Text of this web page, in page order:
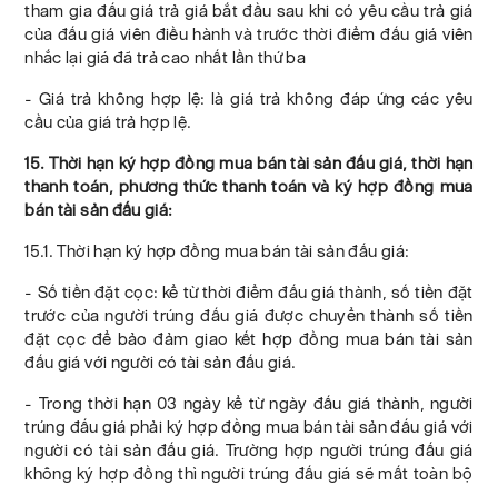
tham gia đấu giá trả giá bắt đầu sau khi có yêu cầu trả giá
của đấu giá viên điều hành và trước thời điểm đấu giá viên
nhắc lại giá đã trả cao nhất lần thứ ba
- Giá trả không hợp lệ: là giá trả không đáp ứng các yêu
cầu của giá trả hợp lệ.
15. Thời hạn ký hợp đồng mua bán tài sản đấu giá, thời hạn
thanh toán, phương thức thanh toán và ký hợp đồng mua
bán tài sản đấu giá:
15.1. Thời hạn ký hợp đồng mua bán tài sản đấu giá:
- Số tiền đặt cọc: kể từ thời điểm đấu giá thành, số tiền đặt
trước của người trúng đấu giá được chuyển thành số tiền
đặt cọc để bảo đảm giao kết hợp đồng mua bán tài sản
đấu giá với người có tài sản đấu giá.
- Trong thời hạn 03 ngày kể từ ngày đấu giá thành, người
trúng đấu giá phải ký hợp đồng mua bán tài sản đấu giá với
người có tài sản đấu giá. Trường hợp người trúng đấu giá
không ký hợp đồng thì người trúng đấu giá sẽ mất toàn bộ